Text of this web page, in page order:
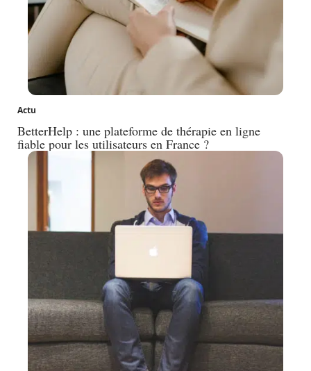
Actu
BetterHelp : une plateforme de thérapie en ligne
fiable pour les utilisateurs en France ?